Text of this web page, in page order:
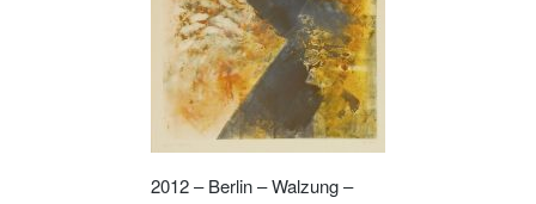
2012 – Berlin – Walzung –